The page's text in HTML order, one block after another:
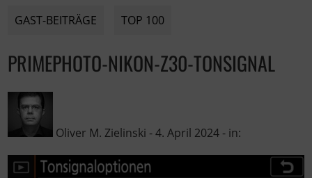
GAST-BEITRÄGE TOP 100
PRIMEPHOTO-NIKON-Z30-TONSIGNAL
Oliver M. Zielinski -4. April 2024 - in: